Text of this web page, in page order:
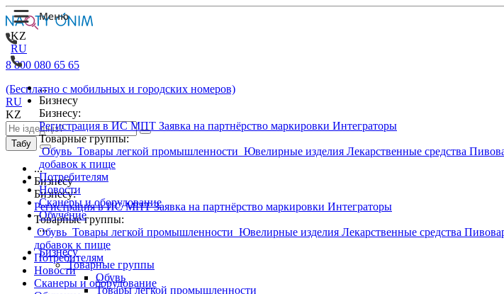
KZ
RU
...
Бизнесу
Бизнесу:
Регистрация в ИС МПТ Заявка на партнёрство маркировки Интеграторы
Товарные группы:
Обувь Товары легкой промышленности Ювелирные изделия Лекарственные средства
добавок к пище
Потребителям
Новости
Сканеры и оборудование
Обучение
...
Бизнесу
Товарные группы
Обувь
Товары легкой промышленности
8 800 080 65 65
(Бесплатно с мобильных и городских номеров)
RU
KZ
Табу
...
Бизнесу
Бизнесу:
Регистрация в ИС МПТЗаявка на партнёрство маркировки Интеграторы
Товарные группы:
Обувь Товары легкой промышленности Ювелирные изделия Лекарственные средства
добавок к пище
Потребителям
Новости
Сканеры и оборудование